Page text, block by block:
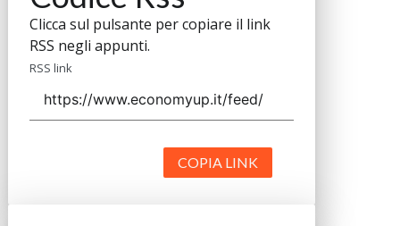
Clicca sul pulsante per copiare il link
RSS negli appunti.
RSS link
COPIA LINK